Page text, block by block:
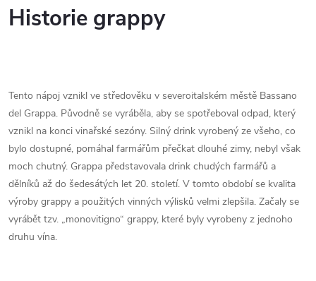
Historie grappy
Tento nápoj vznikl ve středověku v severoitalském městě Bassano
del Grappa. Původně se vyráběla, aby se spotřeboval odpad, který
vznikl na konci vinařské sezóny. Silný drink vyrobený ze všeho, co
bylo dostupné, pomáhal farmářům přečkat dlouhé zimy, nebyl však
moch chutný. Grappa představovala drink chudých farmářů a
dělníků až do šedesátých let 20. století. V tomto období se kvalita
výroby grappy a použitých vinných výlisků velmi zlepšila. Začaly se
vyrábět tzv. „monovitigno“ grappy, které byly vyrobeny z jednoho
druhu vína.